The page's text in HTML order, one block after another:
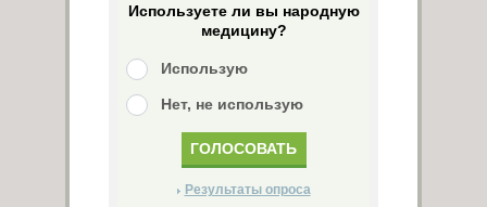
Используете ли вы народную
медицину?
Использую
Нет, не использую
Результаты опроса